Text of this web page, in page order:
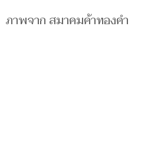
ภาพจาก สมาคมค้าทองคำ